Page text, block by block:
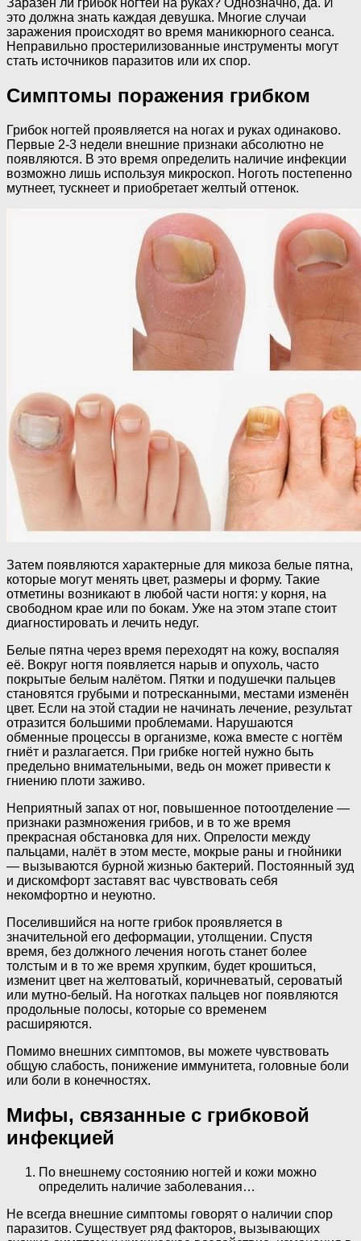
Заразен ли грибок ногтей на руках? Однозначно, да. И
это должна знать каждая девушка. Многие случаи
заражения происходят во время маникюрного сеанса.
Неправильно простерилизованные инструменты могут
стать источников паразитов или их спор.
Симптомы поражения грибком
Грибок ногтей проявляется на ногах и руках одинаково.
Первые 2-3 недели внешние признаки абсолютно не
появляются. В это время определить наличие инфекции
возможно лишь используя микроскоп. Ноготь постепенно
мутнеет, тускнеет и приобретает желтый оттенок.
Затем появляются характерные для микоза белые пятна,
которые могут менять цвет, размеры и форму. Такие
отметины возникают в любой части ногтя: у корня, на
свободном крае или по бокам. Уже на этом этапе стоит
диагностировать и лечить недуг.
Белые пятна через время переходят на кожу, воспаляя
её. Вокруг ногтя появляется нарыв и опухоль, часто
покрытые белым налётом. Пятки и подушечки пальцев
становятся грубыми и потресканными, местами изменён
цвет. Если на этой стадии не начинать лечение, результат
отразится большими проблемами. Нарушаются
обменные процессы в организме, кожа вместе с ногтём
гниёт и разлагается. При грибке ногтей нужно быть
предельно внимательными, ведь он может привести к
гниению плоти заживо.
Неприятный запах от ног, повышенное потоотделение —
признаки размножения грибов, и в то же время
прекрасная обстановка для них. Опрелости между
пальцами, налёт в этом месте, мокрые раны и гнойники
— вызываются бурной жизнью бактерий. Постоянный зуд
и дискомфорт заставят вас чувствовать себя
некомфортно и неуютно.
Поселившийся на ногте грибок проявляется в
значительной его деформации, утолщении. Спустя
время, без должного лечения ноготь станет более
толстым и в то же время хрупким, будет крошиться,
изменит цвет на желтоватый, коричневатый, сероватый
или мутно-белый. На ноготках пальцев ног появляются
продольные полосы, которые со временем
расширяются.
Помимо внешних симптомов, вы можете чувствовать
общую слабость, понижение иммунитета, головные боли
или боли в конечностях.
Мифы, связанные с грибковой
инфекцией
По внешнему состоянию ногтей и кожи можно
определить наличие заболевания…
Не всегда внешние симптомы говорят о наличии спор
паразитов. Существует ряд факторов, вызывающих